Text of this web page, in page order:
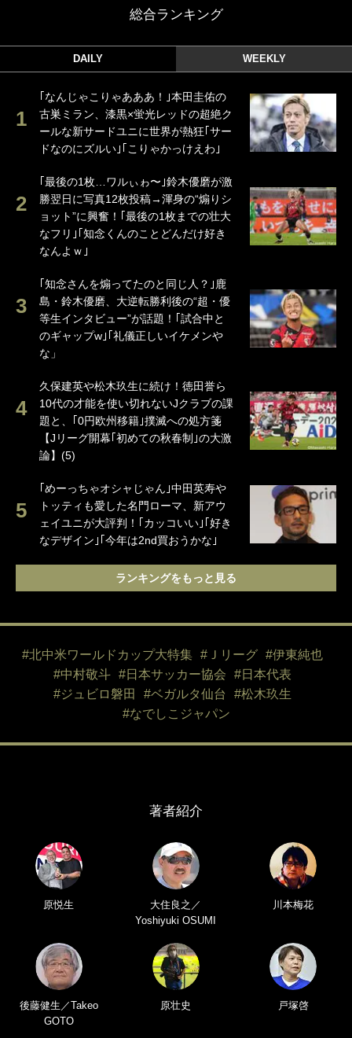
総合ランキング
DAILY WEEKLY
｢なんじゃこりゃあああ！｣本田圭佑の
古巣ミラン、漆黒×蛍光レッドの超絶ク
ールな新サードユニに世界が熱狂｢サー
ドなのにズルい｣｢こりゃかっけえわ｣
｢最後の1枚…ワルぃゎ〜｣鈴木優磨が激
勝翌日に写真12枚投稿→渾身の“煽りシ
ョット”に興奮！｢最後の1枚までの壮大
なフリ｣｢知念くんのことどんだけ好き
なんよｗ｣
｢知念さんを煽ってたのと同じ人？｣鹿
島・鈴木優磨、大逆転勝利後の“超・優
等生インタビュー”が話題！｢試合中と
のギャップw｣｢礼儀正しいイケメンや
な」
久保建英や松木玖生に続け！徳田誉ら
10代の才能を使い切れないJクラブの課
題と、｢0円欧州移籍｣撲滅への処方箋
【Jリーグ開幕｢初めての秋春制｣の大激
論】(5)
｢めーっちゃオシャじゃん｣中田英寿や
トッティも愛した名門ローマ、新アウ
ェイユニが大評判！｢カッコいい｣｢好き
なデザイン｣｢今年は2nd買おうかな｣
ランキングをもっと見る
#北中米ワールドカップ大特集 #Ｊリーグ
#伊東純也
#中村敬斗
#日本サッカー協会
#日本代表
#ジュビロ磐田
#ベガルタ仙台
#松木玖生
#なでしこジャパン
著者紹介
原悦生
大住良之／
Yoshiyuki OSUMI
川本梅花
後藤健生／Takeo
GOTO
原壮史 戸塚啓